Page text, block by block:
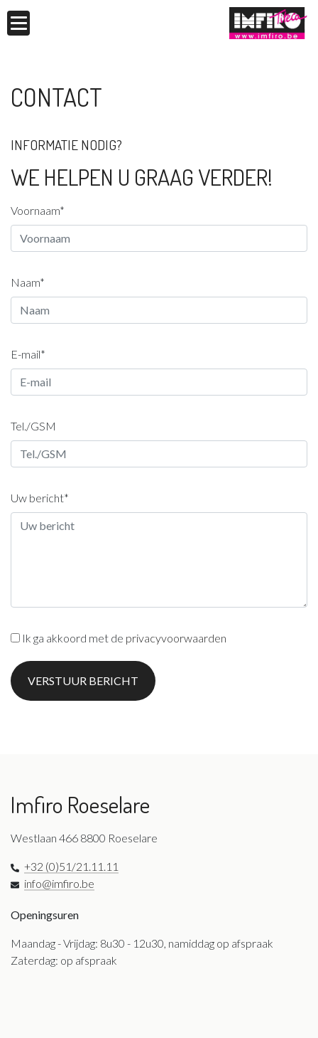
CONTACT
INFORMATIE NODIG?
WE HELPEN U GRAAG VERDER!
Voornaam*
Naam*
E-mail*
Tel./GSM
Uw bericht*
Ik ga akkoord met de privacyvoorwaarden
VERSTUUR BERICHT
Imfiro Roeselare
Westlaan 466 8800 Roeselare
+32 (0)51/21.11.11
info@imfiro.be
Openingsuren
Maandag - Vrijdag: 8u30 - 12u30, namiddag op afspraak
Zaterdag: op afspraak